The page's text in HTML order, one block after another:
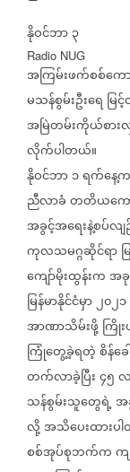
နိုဝင်ဘာ၃
Radio NUG
အကြမ်းဖက်စစ်က
မသန်စွမ်းဦးရေ မ
အမြဲတမ်းကိုယ်စာ
လိုက်ပါတယ်။
နိုဝင်ဘာ၁ရက်နေ့
ညီလာခံတတိယကေ
အခွင့်အရေးနဲ့စပ်လ
ကုလသမဂ္ဂဆိုင်ရာ
ကျော်မိုးထွန်းကအ
မြန်မာနိုင်ငံမှာ၂၀၂၁
အာဏာသိမ်းဖို့ကြို
ကြုံတွေ့ခဲ့ရတဲ့စိန်ခ
တက်လာခဲ့ပြီး၄၅
သန်စွမ်းသူတွေရဲ့အ
လို့အသိပေးထားပ
စစ်အုပ်စုဘက်ကက